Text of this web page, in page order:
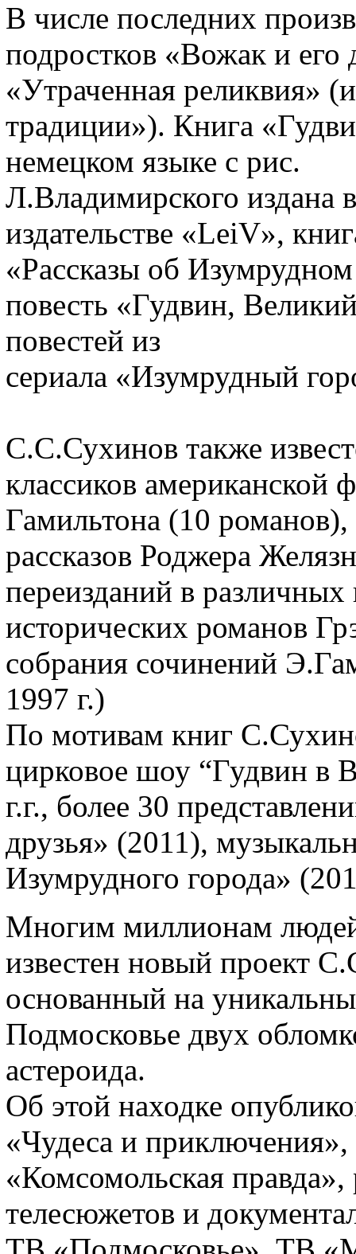
В числе последних
подростков «Вожак и его
«Утраченная реликвия»
традиции»). Книга
немецком языке с рис.
Л.Владимирского издана
издательстве «LeiV»,
«Рассказы об
повесть «Гудвин,
повестей из
сериала «Изумрудный
С.С.Сухинов также
классиков американской
Гамильтона (10
рассказов Роджера
переизданий в различных
исторических романов
собрания сочинений
1997 г.)
По мотивам книг
цирковое шоу “Гудвин в
г.г., более 30
друзья» (2011),
Изумрудного города»
Многим миллионам
известен новый проект
основанный на
Подмосковье двух
астероида.
Об этой находке
«Чудеса и
«Комсомольская правда»,
телесюжетов и